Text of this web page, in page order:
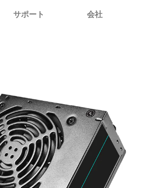
サポート 会社